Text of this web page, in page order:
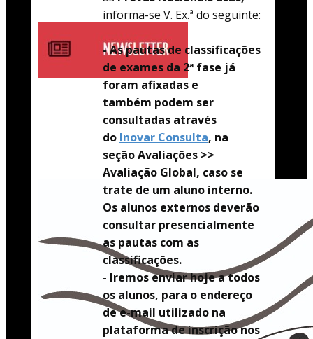
informa-se V. Ex.ª do seguinte:
- As pautas de classificações
de exames da 2ª fase já
foram afixadas e
também podem ser
consultadas através
do Inovar Consulta, na
seção Avaliações >>
Avaliação Global, caso se
trate de um aluno interno.
Os alunos externos deverão
consultar presencialmente
as pautas com as
classificações.
- Iremos enviar hoje a todos
os alunos, para o endereço
de e-mail utilizado na
plataforma de inscrição nos